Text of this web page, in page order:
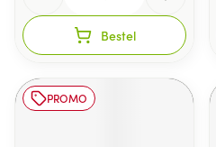
Bestel
PROMO